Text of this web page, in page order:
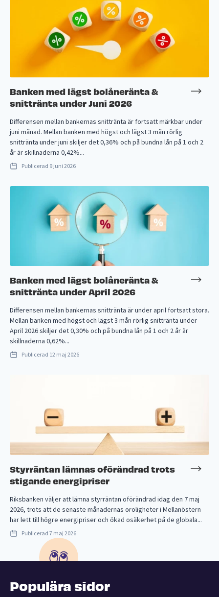
Banken med lägst bolåneränta &
snittränta under Juni 2026
Differensen mellan bankernas snittränta är fortsatt märkbar under
juni månad. Mellan banken med högst och lägst 3 mån rörlig
snittränta under juni skiljer det 0,36% och på bundna lån på 1 och 2
år är skillnaderna 0,42%...
Publicerad 9 juni 2026
Banken med lägst bolåneränta &
snittränta under April 2026
Differensen mellan bankernas snittränta är under april fortsatt stora.
Mellan banken med högst och lägst 3 mån rörlig snittränta under
April 2026 skiljer det 0,30% och på bundna lån på 1 och 2 år är
skillnaderna 0,62%...
Publicerad 12 maj 2026
Styrräntan lämnas oförändrad trots
stigande energipriser
Riksbanken väljer att lämna styrräntan oförändrad idag den 7 maj
2026, trots att de senaste månadernas oroligheter i Mellanöstern
har lett till högre energipriser och ökad osäkerhet på de globala...
Publicerad 7 maj 2026
Populära sidor